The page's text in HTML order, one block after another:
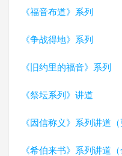
《福音布道》系列
《争战得地》系列
《旧约里的福音》系列
《祭坛系列》讲道
《因信称义》系列讲道（
《希伯来书》系列讲道（